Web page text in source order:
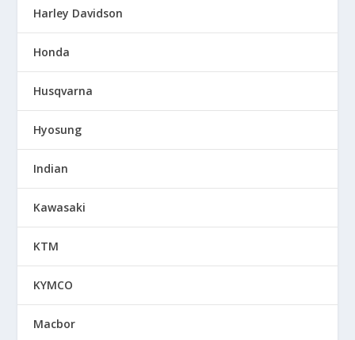
Harley Davidson
Honda
Husqvarna
Hyosung
Indian
Kawasaki
KTM
KYMCO
Macbor